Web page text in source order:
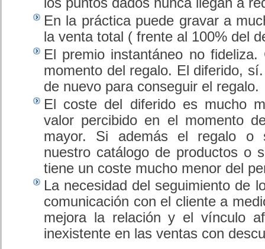
En la práctica puede gravar a
la venta total ( frente al 100% del
El premio instantáneo no
momento del regalo. El diferido,
de nuevo para conseguir el regalo.
El coste del diferido es mucho
valor percibido en el momento
mayor. Si además el regalo o
nuestro catálogo de productos o
tiene un coste mucho menor del
La necesidad del seguimiento de
comunicación con el cliente a
mejora la relación y el vínculo
inexistente en las ventas con